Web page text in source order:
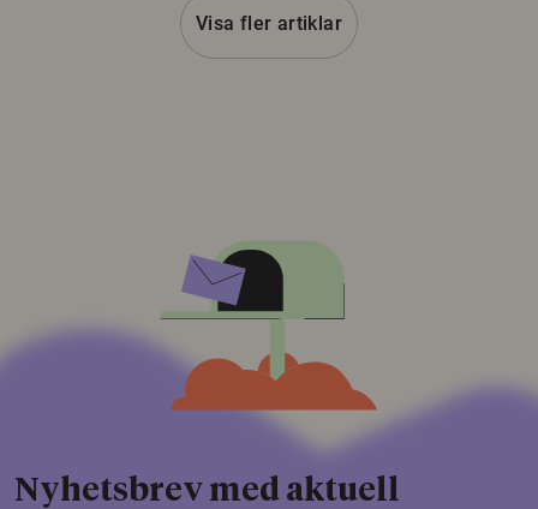
Visa fler artiklar
Nyhetsbrev med aktuell